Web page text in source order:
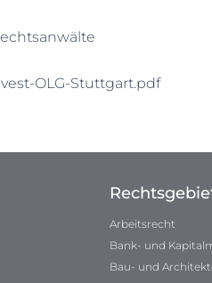
OLG-Stuttgart.pdf
Arbeitsrecht
Bank- und
Bau- und